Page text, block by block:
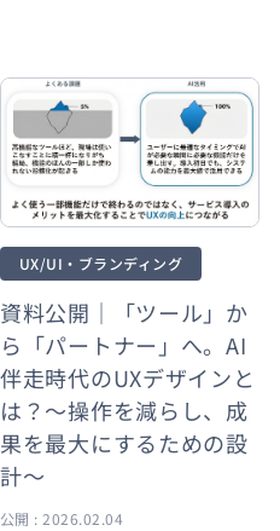
UX/UI・ブランディング
資料公開｜「ツール」か
ら「パートナー」へ。AI
伴走時代のUXデザインと
は？～操作を減らし、成
果を最大にするための設
計～
公開 : 2026.02.04